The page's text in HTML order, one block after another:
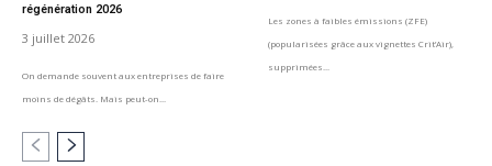
régénération 2026
3 juillet 2026
On demande souvent aux entreprises de faire
moins de dégâts. Mais peut-on...
Les zones à faibles émissions (ZFE)
(popularisées grâce aux vignettes Crit’Air),
supprimées...